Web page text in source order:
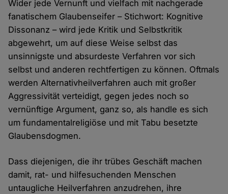
Wider jede Vernunft und vielfach mit nachgerade
fanatischem Glaubenseifer – Stichwort: Kognitive
Dissonanz – wird jede Kritik und Selbstkritik
abgewehrt, um auf diese Weise selbst das
unsinnigste und absurdeste Verfahren vor sich
selbst und anderen rechtfertigen zu können. Oftmals
werden Alternativheilverfahren auch mit großer
Aggressivität verteidigt, gegen jedes noch so
vernünftige Argument, ganz so, als handle es sich
um fundamentalreligiöse und mit Tabu besetzte
Glaubensdogmen.
Dass diejenigen, die ihr trübes Geschäft machen
damit, rat- und hilfesuchenden Menschen
untaugliche Heilverfahren anzudrehen, ihre